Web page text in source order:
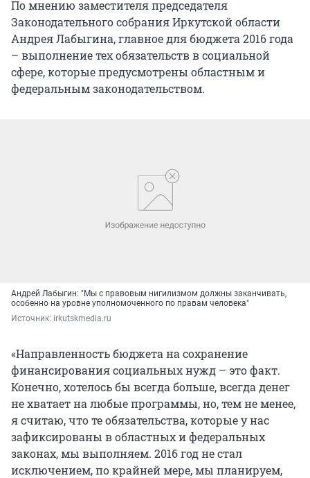
По мнению заместителя председателя
Законодательного собрания Иркутской области
Андрея Лабыгина, главное для бюджета 2016 года
– выполнение тех обязательств в социальной
сфере, которые предусмотрены областным и
федеральным законодательством.
Андрей Лабыгин: "Мы с правовым нигилизмом должны заканчивать,
особенно на уровне уполномоченного по правам человека"
Источник: irkutskmedia.ru
«Направленность бюджета на сохранение
финансирования социальных нужд – это факт.
Конечно, хотелось бы всегда больше, всегда денег
не хватает на любые программы, но, тем не менее,
я считаю, что те обязательства, которые у нас
зафиксированы в областных и федеральных
законах, мы выполняем. 2016 год не стал
исключением, по крайней мере, мы планируем,